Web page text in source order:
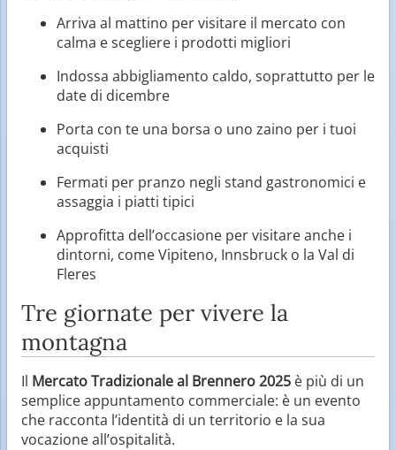
Arriva al mattino per visitare il mercato con
calma e scegliere i prodotti migliori
Indossa abbigliamento caldo, soprattutto per le
date di dicembre
Porta con te una borsa o uno zaino per i tuoi
acquisti
Fermati per pranzo negli stand gastronomici e
assaggia i piatti tipici
Approfitta dell’occasione per visitare anche i
dintorni, come Vipiteno, Innsbruck o la Val di
Fleres
Tre giornate per vivere la
montagna
Il Mercato Tradizionale al Brennero 2025 è più di un
semplice appuntamento commerciale: è un evento
che racconta l’identità di un territorio e la sua
vocazione all’ospitalità.